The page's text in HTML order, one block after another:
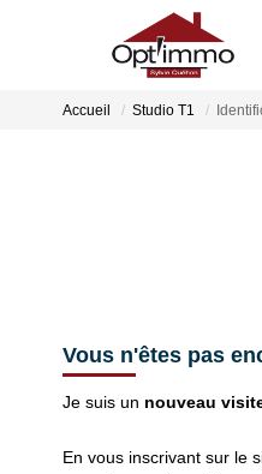
Accueil Studio T1
Vous n'êtes pas
Je suis un nouveau
En vous inscrivant sur le